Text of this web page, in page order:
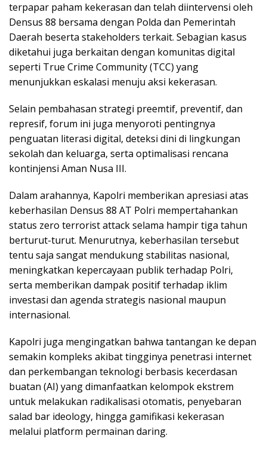
terpapar paham kekerasan dan telah diintervensi oleh
Densus 88 bersama dengan Polda dan Pemerintah
Daerah beserta stakeholders terkait. Sebagian kasus
diketahui juga berkaitan dengan komunitas digital
seperti True Crime Community (TCC) yang
menunjukkan eskalasi menuju aksi kekerasan.
Selain pembahasan strategi preemtif, preventif, dan
represif, forum ini juga menyoroti pentingnya
penguatan literasi digital, deteksi dini di lingkungan
sekolah dan keluarga, serta optimalisasi rencana
kontinjensi Aman Nusa III.
Dalam arahannya, Kapolri memberikan apresiasi atas
keberhasilan Densus 88 AT Polri mempertahankan
status zero terrorist attack selama hampir tiga tahun
berturut-turut. Menurutnya, keberhasilan tersebut
tentu saja sangat mendukung stabilitas nasional,
meningkatkan kepercayaan publik terhadap Polri,
serta memberikan dampak positif terhadap iklim
investasi dan agenda strategis nasional maupun
internasional.
Kapolri juga mengingatkan bahwa tantangan ke depan
semakin kompleks akibat tingginya penetrasi internet
dan perkembangan teknologi berbasis kecerdasan
buatan (AI) yang dimanfaatkan kelompok ekstrem
untuk melakukan radikalisasi otomatis, penyebaran
salad bar ideology, hingga gamifikasi kekerasan
melalui platform permainan daring.